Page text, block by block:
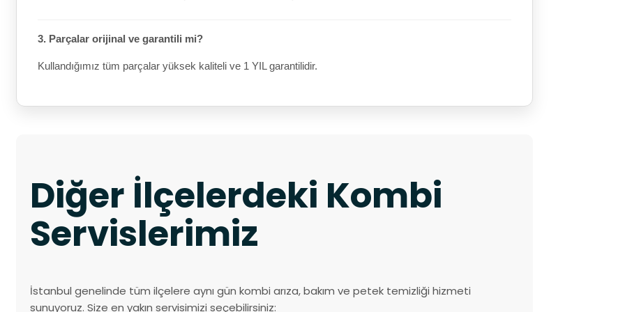
3. Parçalar orijinal ve garantili mi?
Kullandığımız tüm parçalar yüksek kaliteli ve 1 YIL garantilidir.
Diğer İlçelerdeki Kombi
Servislerimiz
İstanbul genelinde tüm ilçelere aynı gün kombi arıza, bakım ve petek temizliği hizmeti
sunuyoruz. Size en yakın servisimizi seçebilirsiniz: